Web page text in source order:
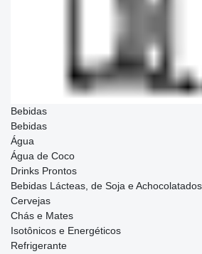
Bebidas
Bebidas
Água
Água de Coco
Drinks Prontos
Bebidas Lácteas, de Soja e Achocolatados
Cervejas
Chás e Mates
Isotônicos e Energéticos
Refrigerante